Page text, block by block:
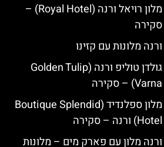
מלון רויאל ורנה (Royal Hotel) –
סקירה
ורנה מלונות עם קזינו
גולדן טוליפ ורנה (Golden Tulip
Varna) – סקירה
מלון ספלנדיד (Boutique Splendid
Hotel) ורנה – סקירה
ורנה מלון עם פארק מים – מלונות